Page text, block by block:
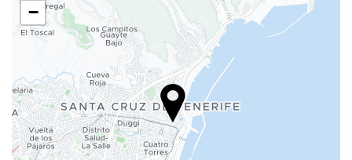
Bienestar
Solarium
Spa
Bañera de hidromasaje
Gimnasio
−